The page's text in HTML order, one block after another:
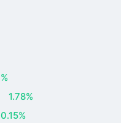
fra den
1.78%
0.15%